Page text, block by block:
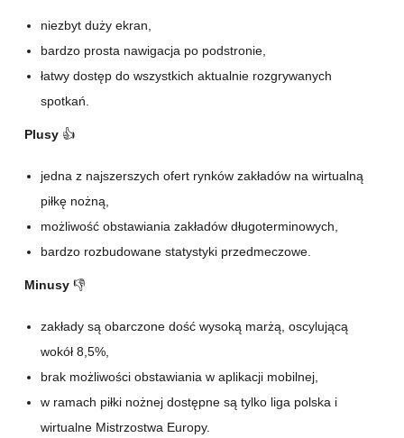
niezbyt duży ekran,
bardzo prosta nawigacja po podstronie,
łatwy dostęp do wszystkich aktualnie rozgrywanych
spotkań.
Plusy 👍
jedna z najszerszych ofert rynków zakładów na wirtualną
piłkę nożną,
możliwość obstawiania zakładów długoterminowych,
bardzo rozbudowane statystyki przedmeczowe.
Minusy 👎
zakłady są obarczone dość wysoką marżą, oscylującą
wokół 8,5%,
brak możliwości obstawiania w aplikacji mobilnej,
w ramach piłki nożnej dostępne są tylko liga polska i
wirtualne Mistrzostwa Europy.